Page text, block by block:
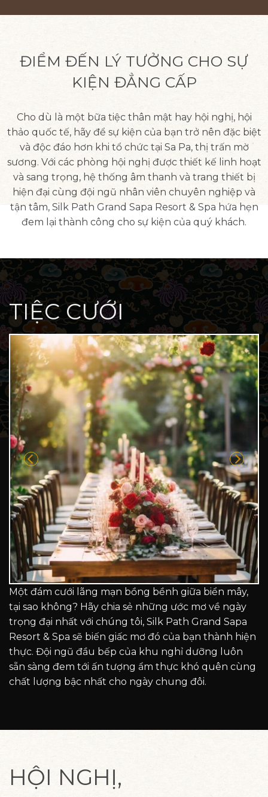
ĐIỂM ĐẾN LÝ TƯỞNG CHO SỰ
KIỆN ĐẲNG CẤP
Cho dù là một bữa tiệc thân mật hay hội nghị, hội
thảo quốc tế, hãy để sự kiện của bạn trở nên đặc biệt
và độc đáo hơn khi tổ chức tại Sa Pa, thị trấn mờ
sương. Với các phòng hội nghị được thiết kế linh hoạt
và sang trọng, hệ thống âm thanh và trang thiết bị
hiện đại cùng đội ngũ nhân viên chuyên nghiệp và
tận tâm, Silk Path Grand Sapa Resort & Spa hứa hẹn
đem lại thành công cho sự kiện của quý khách.
TIỆC CƯỚI
Một đám cưới lãng mạn bồng bềnh giữa biển mây,
tại sao không? Hãy chia sẻ những ước mơ về ngày
trọng đại nhất với chúng tôi, Silk Path Grand Sapa
Resort & Spa sẽ biến giấc mơ đó của bạn thành hiện
thực. Đội ngũ đầu bếp của khu nghỉ dưỡng luôn
sẵn sàng đem tới ấn tượng ẩm thực khó quên cùng
chất lượng bậc nhất cho ngày chung đôi.
HỘI NGHỊ,